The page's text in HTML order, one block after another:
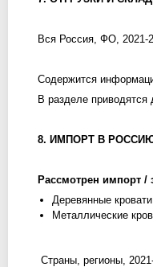
Вся Россия, ФО, 2021-
Содержится
В разделе приводятся
8. ИМПОРТ В
Рассмотрен импорт
Деревянные кровати
Металлические
Страны, регионы,